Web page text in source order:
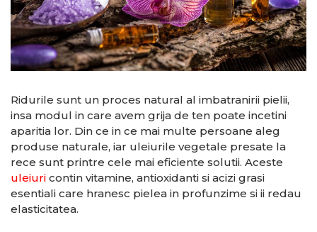
Ridurile sunt un proces natural al imbatranirii pielii,
insa modul in care avem grija de ten poate incetini
aparitia lor. Din ce in ce mai multe persoane aleg
produse naturale, iar uleiurile vegetale presate la
rece sunt printre cele mai eficiente solutii. Aceste
uleiuri contin vitamine, antioxidanti si acizi grasi
esentiali care hranesc pielea in profunzime si ii redau
elasticitatea.